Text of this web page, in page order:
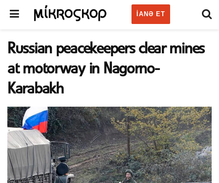
IANƏ ET
Russian peacekeepers clear mines
at motorway in Nagorno-
Karabakh